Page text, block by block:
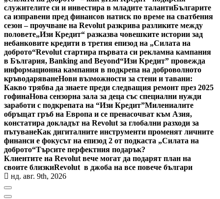
служителите си и инвестира в младите талантиБългарите
са изправени пред финансов натиск по време на сватбения
сезон – проучване на Revolut разкрива разликите между
половете„Изи Кредит“ разказва човешките истории зад
небанковите кредити в третия епизод на „Силата на
доброто“Revolut стартира първата си рекламна кампания
в България, Banking and Beyond“Изи Кредит” провежда
информационна кампания в подкрепа на доброволното
кръводаряванеНови възможности за стени и тавани:
Какво трябва да знаете преди следващия ремонт през 2025
гофинаНова сензорна зала за деца със специални нужди
заработи с подкрепата на “Изи Кредит”Милениалите
обръщат гръб на Европа и се пренасочват към Азия,
констатира докладът на Revolut за глобални разходи за
пътуванеКак дигиталните инструменти променят личните
финанси е фокусът на епизод 2 от подкаста „Силата на
доброто“Търсите перфектния подарък?
Клиентите на Revolut вече могат да подарят план на
своите близкиRevolut в джоба на все повече българи
нд. авг. 9th, 2026